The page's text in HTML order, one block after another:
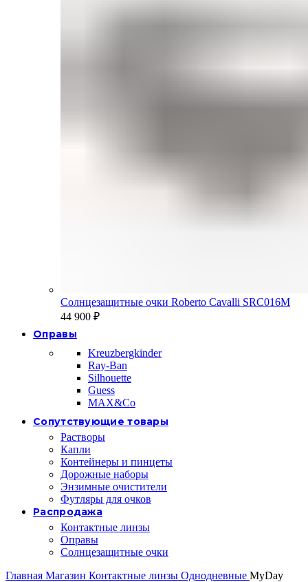
Солнцезащитные очки Roberto Cavalli SRC016M
44 900 ₽
Оправы
Kreuzbergkinder
Ray-Ban
Silhouette
Guess
MAX&Co
Сопутствующие товары
Растворы
Капли
Контейнеры и пинцеты
Дорожные наборы
Энзимные очистители
Футляры для очков
Распродажа
Контактные линзы
Оправы
Солнцезащитные очки
Главная Магазин Контактные линзы Однодневные MyDay